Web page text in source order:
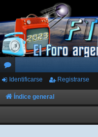
or
os
Identificarse Registrarse
Índice general